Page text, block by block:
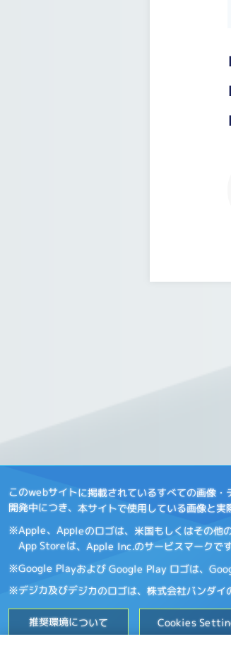
このwebサイトに掲載されているすべての画像・
開発中につき、本サイトで使用している画像と実
※Apple、Appleのロゴは、米国もしくはその他
App Storeは、Apple Inc.のサービスマークです
※Google Playおよび Google Play ロゴは、
※デジカ及びデジカのロゴは、株式会社バンダイ
推奨環境について Cookies